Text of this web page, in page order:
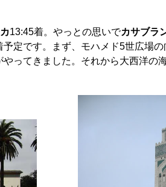
13:45着。やっとの思いでカサブラ
定です。まず、モハメド5世広場
ってきました。それから大西洋の